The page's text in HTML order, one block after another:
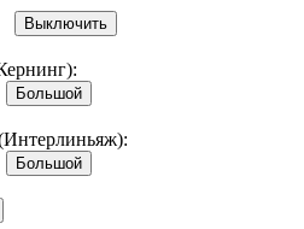
Выключить
Большой
Большой